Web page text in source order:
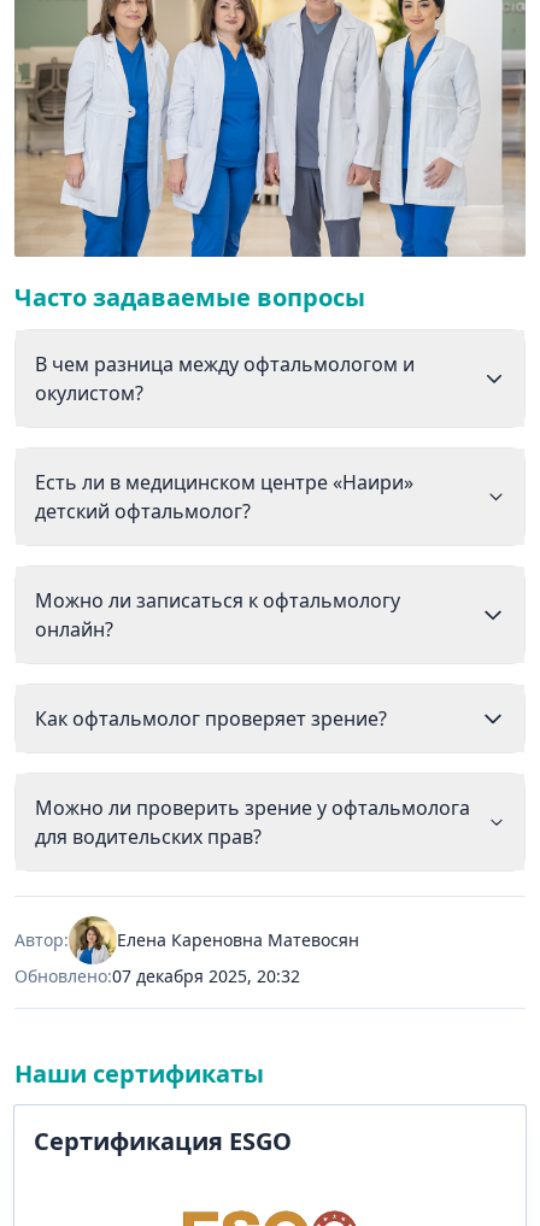
Часто задаваемые вопросы
В чем разница между офтальмологом и
окулистом?
Есть ли в медицинском центре «Наири»
детский офтальмолог?
Можно ли записаться к офтальмологу
онлайн?
Как офтальмолог проверяет зрение?
Можно ли проверить зрение у офтальмолога
для водительских прав?
Автор:
Елена Кареновна Матевосян
Обновлено:07 декабря 2025, 20:32
Наши сертификаты
Сертификация ESGO